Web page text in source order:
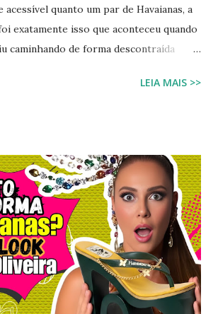
acessível quanto um par de Havaianas, a
exatamente isso que aconteceu quando
caminhando de forma descontraída
uma inspiração para fãs de
real”: confortável, descomplicado e
É aquele tipo de visual que mostra
ser cara, extravagante ou complexa e
mais glamourosas valorizam peças
mundo pode ter. Hoje você vai ver por
como a atriz combinou o modelo
celebridades adoram esse clássico
pode reproduzir o visual da Kelly
LEIA MAIS >>